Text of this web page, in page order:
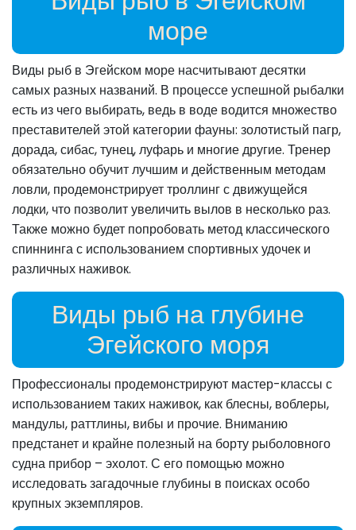
море
Виды рыб в Эгейском море насчитывают десятки
самых разных названий. В процессе успешной рыбалки
есть из чего выбирать, ведь в воде водится множество
преставителей этой категории фауны: золотистый пагр,
дорада, сибас, тунец, луфарь и многие другие. Тренер
обязательно обучит лучшим и действенным методам
ловли, продемонстрирует троллинг с движущейся
лодки, что позволит увеличить вылов в несколько раз.
Также можно будет попробовать метод классического
спиннинга с использованием спортивных удочек и
различных наживок.
Виды рыб на глубине
Эгейского моря
Профессионалы продемонстрируют мастер-классы с
использованием таких наживок, как блесны, воблеры,
мандулы, раттлины, вибы и прочие. Вниманию
предстанет и крайне полезный на борту рыболовного
судна прибор – эхолот. С его помощью можно
исследовать загадочные глубины в поисках особо
крупных экземпляров.